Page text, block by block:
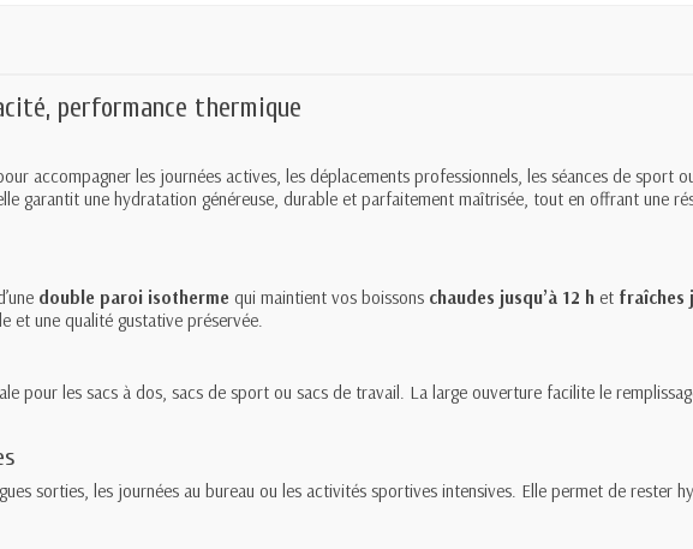
performance thermique
accompagner les journées actives, les déplacements professionnels, les séances de sport
garantit une hydratation généreuse, durable et parfaitement maîtrisée, tout en offrant une
double paroi isotherme qui maintient vos boissons chaudes jusqu’à 12 h et fraîches
et une qualité gustative préservée.
pour les sacs à dos, sacs de sport ou sacs de travail. La large ouverture facilite le
sorties, les journées au bureau ou les activités sportives intensives. Elle permet de rester